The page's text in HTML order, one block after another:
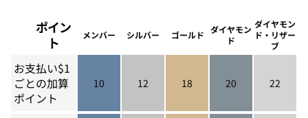
ポイン
ト
メンバー シルバー ゴールド ダイヤモン
ド
ダイヤモン
ド・リザー
ブ
お支払い$1
ごとの加算
ポイント
10 12 18 20 22